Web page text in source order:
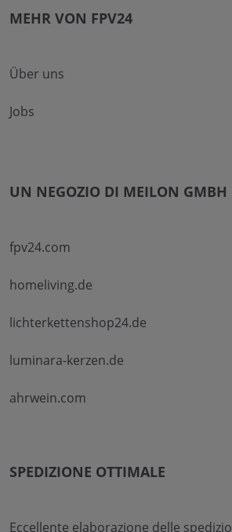
MEHR VON FPV24
Über uns
Jobs
UN NEGOZIO DI MEILON GMBH
fpv24.com
homeliving.de
lichterkettenshop24.de
luminara-kerzen.de
ahrwein.com
SPEDIZIONE OTTIMALE
Eccellente elaborazione delle